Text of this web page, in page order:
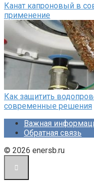
Канат капроновый в
применение
Как защитить
современные решения
Важная
Обратная связь
© 2026 enersb.ru